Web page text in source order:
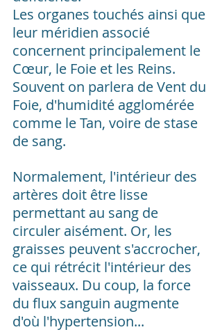
Les organes touchés ainsi que
leur méridien associé
concernent principalement le
Cœur, le Foie et les Reins.
Souvent on parlera de Vent du
Foie, d'humidité agglomérée
comme le Tan, voire de stase
de sang.
Normalement, l'intérieur des
artères doit être lisse
permettant au sang de
circuler aisément. Or, les
graisses peuvent s'accrocher,
ce qui rétrécit l'intérieur des
vaisseaux. Du coup, la force
du flux sanguin augmente
d'où l'hypertension...